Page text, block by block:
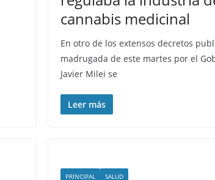
cannabis medicinal
En otro de los extensos decretos
madrugada de este martes por el
Javier Milei se
Leer más
PRINCIPAL SALUD